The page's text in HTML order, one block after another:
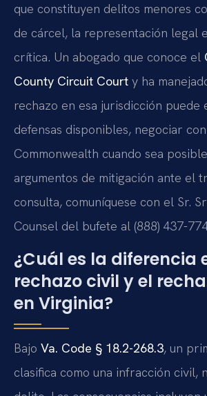
que constituyen delitos menores
de cárcel, la representación legal
crítica. Un abogado que conoce el
County Circuit Court y ha
rechazo en esa jurisdicción puede
defensas disponibles, negociar
Commonwealth cuando sea
argumentos de mitigación ante el
consulta, comuníquese con el Sr.
Counsel del bufete al (888) 437-
¿Cuál es la diferencia
rechazo civil y el
en Virginia?
Bajo Va. Code § 18.2-268.3, un
clasifica como una infracción civil,